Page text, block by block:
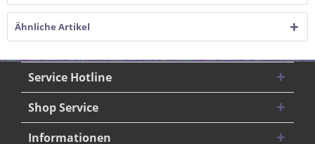
Ähnliche Artikel
Service Hotline
Shop Service
Informationen